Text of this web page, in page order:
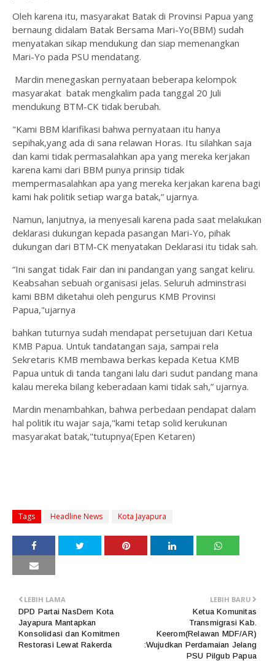
Oleh karena itu, masyarakat Batak di Provinsi Papua yang
bernaung didalam Batak Bersama Mari-Yo(BBM) sudah
menyatakan sikap mendukung dan siap memenangkan
Mari-Yo pada PSU mendatang.
Mardin menegaskan pernyataan beberapa kelompok
masyarakat batak mengkalim pada tanggal 20 Juli
mendukung BTM-CK tidak berubah.
"Kami BBM klarifikasi bahwa pernyataan itu hanya
sepihak,yang ada di sana relawan Horas. Itu silahkan saja
dan kami tidak permasalahkan apa yang mereka kerjakan
karena kami dari BBM punya prinsip tidak
mempermasalahkan apa yang mereka kerjakan karena bagi
kami hak politik setiap warga batak,” ujarnya.
Namun, lanjutnya, ia menyesali karena pada saat melakukan
deklarasi dukungan kepada pasangan Mari-Yo, pihak
dukungan dari BTM-CK menyatakan Deklarasi itu tidak sah.
“Ini sangat tidak Fair dan ini pandangan yang sangat keliru.
Keabsahan sebuah organisasi jelas. Seluruh adminstrasi
kami BBM diketahui oleh pengurus KMB Provinsi
Papua,"ujarnya
bahkan tuturnya sudah mendapat persetujuan dari Ketua
KMB Papua. Untuk tandatangan saja, sampai rela
Sekretaris KMB membawa berkas kepada Ketua KMB
Papua untuk di tanda tangani lalu dari sudut pandang mana
kalau mereka bilang keberadaan kami tidak sah,” ujarnya.
Mardin menambahkan, bahwa perbedaan pendapat dalam
hal politik itu wajar saja,"kami tetap solid kerukunan
masyarakat batak,"tutupnya(Epen Ketaren)
Tags Headline News Kota Jayapura
LEBIH BARU
Ketua Komunitas
Transmigrasi Kab.
Keerom(Relawan MDF/AR)
:Wujudkan Perdamaian Jelang
PSU Pilgub Papua
LEBIH LAMA
DPD Partai NasDem Kota
Jayapura Mantapkan
Konsolidasi dan Komitmen
Restorasi Lewat Rakerda